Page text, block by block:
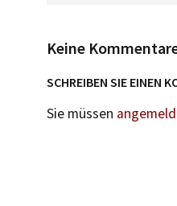
Keine
SCHREIBEN SIE EINEN
Sie müssen